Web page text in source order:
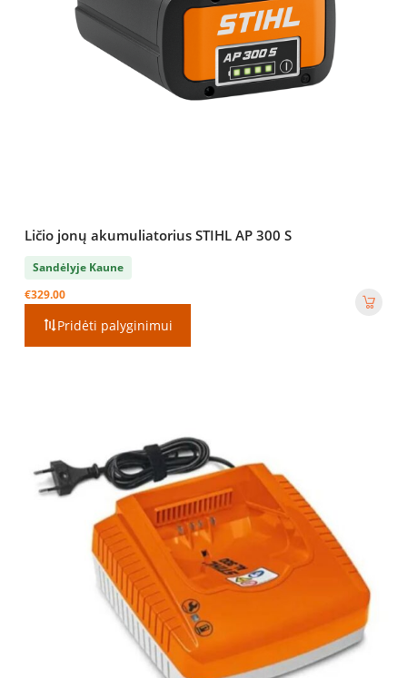
Ličio jonų akumuliatorius STIHL AP 300 S
Sandėlyje Kaune
€329.00
Pridėti palyginimui